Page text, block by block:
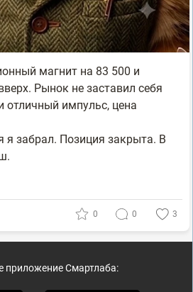
магнит на 83 500 и
Рынок не заставил себя
импульс, цена
я забрал. Позиция закрыта. В
0 0 3
приложение Смартлаба: